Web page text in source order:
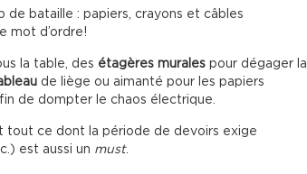
bataille : papiers, crayons et câbles
mot d’ordre!
la table, des étagères murales pour dégager la
de liège ou aimanté pour les papiers
de dompter le chaos électrique.
tout ce dont la période de devoirs exige
est aussi un must.